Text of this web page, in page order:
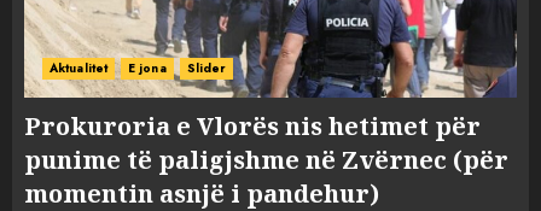
Aktualitet E jona Slider
Prokuroria e Vlorës nis hetimet për
punime të paligjshme në Zvërnec (për
momentin asnjë i pandehur)